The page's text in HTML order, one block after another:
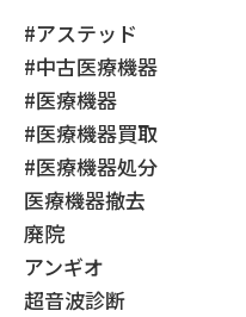
#アステッド
#中古医療機器
#医療機器
#医療機器買取
#医療機器処分
医療機器撤去
廃院
アンギオ
超音波診断